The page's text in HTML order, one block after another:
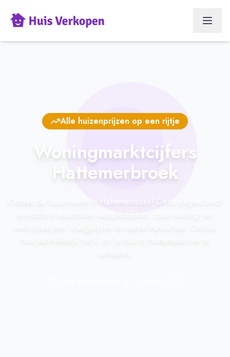
Alle huizenprijzen op een rijtje
Woningmarktcijfers
Hattemerbroek
Ontdek de huizenmarkt in Hattemerbroek! Deze pagina biedt